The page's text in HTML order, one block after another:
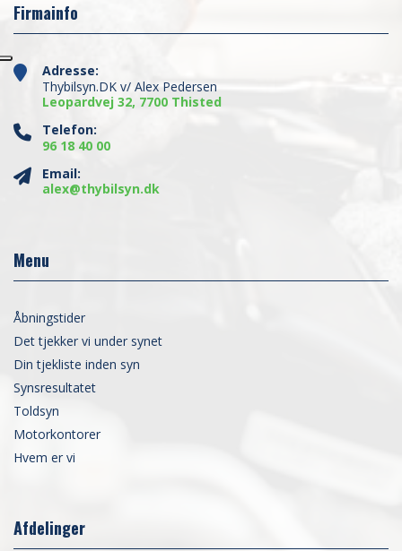
Firmainfo
Adresse:
Thybilsyn.DK v/ Alex Pedersen
Leopardvej 32, 7700 Thisted
Telefon:
96 18 40 00
Email:
alex@thybilsyn.dk
Menu
Åbningstider
Det tjekker vi under synet
Din tjekliste inden syn
Synsresultatet
Toldsyn
Motorkontorer
Hvem er vi
Afdelinger